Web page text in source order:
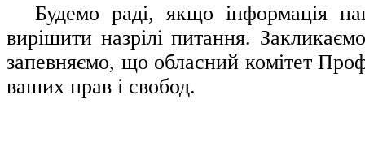
Будемо раді, якщо інформація
вирішити назрілі питання.
запевняємо, що обласний комітет
ваших прав і свобод.